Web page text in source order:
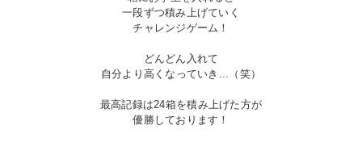
一段ずつ積み上げていく
チャレンジゲーム！
どんどん入れて
自分より高くなっていき...（笑）
最高記録は24箱を積み上げた方が
優勝しております！